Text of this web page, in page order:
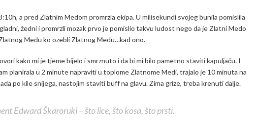
a pred Zlatnim Medom promrzla ekipa. U milisekundi svojeg bunila pomislila
žedni i promrzli mozak prvo je pomislio takvu ludost nego da je Zlatni Medo
Medu ko ozebli Zlatnog Medu…kad ono.
kako mi je tjeme bijelo i smrznuto i da bi mi bilo pametno staviti kapuljaču. I
planirala u 2 minute napraviti u toplome Zlatnome Medi, trajalo je 10 minuta na
po kile snijega, nastojim staviti buff na glavu. Zima grize, treba krenuti dalje.
Edward Škaroruki – što lice, što kosa, što prsti.